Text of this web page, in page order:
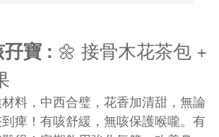
孖寶 : 🌼 接骨木花茶包 +
料，中西合璧，花香加清甜，無論
痺！有咳舒緩，無咳保護喉嚨。有